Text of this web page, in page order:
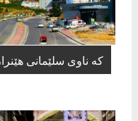
کە ناوی سلێمانی